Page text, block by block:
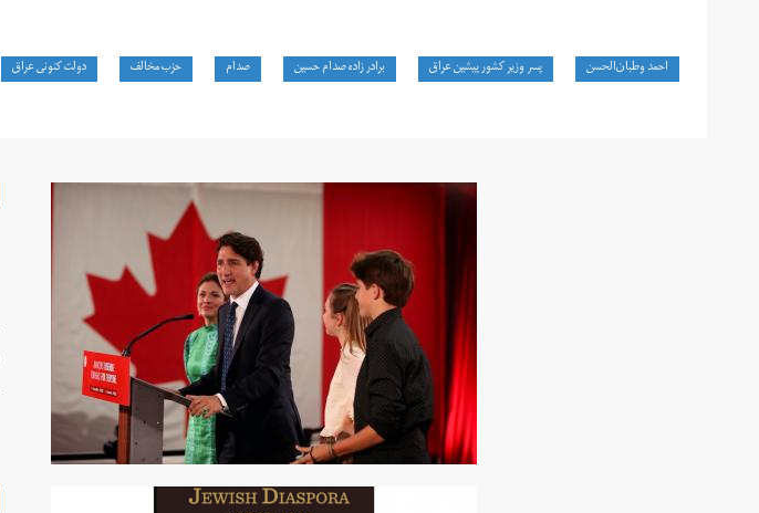
احمد وطبان‌الحسن پسر وزیر کشور پیشین عراق برادر زاده صدام حسین صدام حزب مخالف دولت کنونی عراق